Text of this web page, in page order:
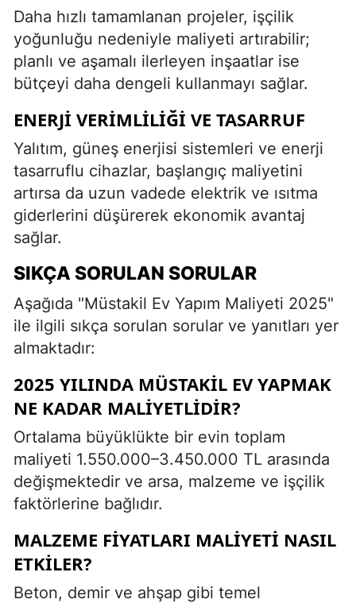
Daha hızlı tamamlanan projeler, işçilik
yoğunluğu nedeniyle maliyeti artırabilir;
planlı ve aşamalı ilerleyen inşaatlar ise
bütçeyi daha dengeli kullanmayı sağlar.
ENERJI VERIMLILIĞI VE TASARRUF
Yalıtım, güneş enerjisi sistemleri ve enerji
tasarruflu cihazlar, başlangıç maliyetini
artırsa da uzun vadede elektrik ve ısıtma
giderlerini düşürerek ekonomik avantaj
sağlar.
SIKÇA SORULAN SORULAR
Aşağıda "Müstakil Ev Yapım Maliyeti 2025"
ile ilgili sıkça sorulan sorular ve yanıtları yer
almaktadır:
2025 YILINDA MÜSTAKIL EV YAPMAK
NE KADAR MALIYETLIDIR?
Ortalama büyüklükte bir evin toplam
maliyeti 1.550.000–3.450.000 TL arasında
değişmektedir ve arsa, malzeme ve işçilik
faktörlerine bağlıdır.
MALZEME FIYATLARI MALIYETI NASIL
ETKILER?
Beton, demir ve ahşap gibi temel